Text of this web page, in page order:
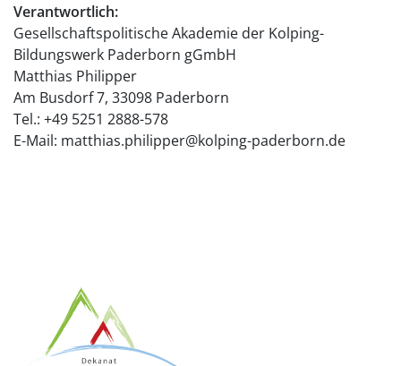
Verantwortlich:
Gesellschaftspolitische Akademie der Kolping-
Bildungswerk Paderborn gGmbH
Matthias Philipper
Am Busdorf 7, 33098 Paderborn
Tel.: +49 5251 2888-578
E-Mail: matthias.philipper@kolping-paderborn.de